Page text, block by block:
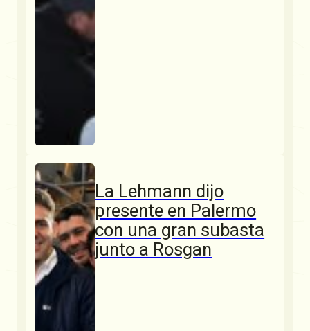
La Lehmann dijo
presente en Palermo
con una gran subasta
junto a Rosgan